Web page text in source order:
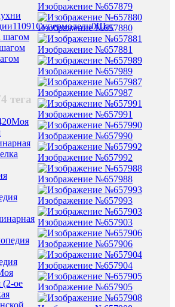
11091Супермодели0Шаг
шагом
тега
Моя
(2-ое
Изображение №657879
Изображение №657880
Изображение №657881
Изображение №657989
Изображение №657987
Изображение №657991
Изображение №657990
Изображение №657992
Изображение №657988
Изображение №657993
Изображение №657903
Изображение №657906
Изображение №657904
Изображение №657905